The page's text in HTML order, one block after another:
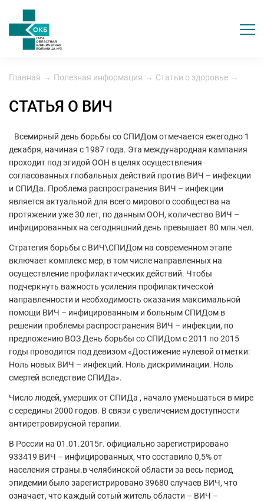
Главная → Полезная информация → Статьи о здоровье →
СТАТЬЯ О ВИЧ
Всемирный день борьбы со СПИДом отмечается ежегодно 1
декабря, начиная с 1987 года. Эта международная кампания
проходит под эгидой ООН в целях осуществления
согласованных глобальных действий против ВИЧ – инфекции
и СПИДа. Проблема распространения ВИЧ – инфекции
является актуальной для всего мирового сообщества на
протяжении уже 30 лет, по данным ООН, количество ВИЧ –
инфицированных на сегодняшний день превышает 80 млн.чел.
Стратегия борьбы с ВИЧ\СПИДом на современном этапе
включает комплекс мер, в том числе направленных на
осуществление профилактических действий. Чтобы
подчеркнуть важность усиления профилактической
направленности и необходимость оказания максимальной
помощи ВИЧ – инфицированным и больным СПИДом в
решении проблемы распространения ВИЧ – инфекции, по
предложению ВОЗ День борьбы со СПИДом с 2011 по 2015
годы проводится под девизом «Достижение нулевой отметки:
Ноль новых ВИЧ – инфекций. Ноль дискриминации. Ноль
смертей вследствие СПИДа».
Число людей, умерших от СПИДа , начало уменьшаться в мире
с середины 2000 годов. В связи с увеличением доступности
антиретровирусной терапии.
В России на 01.01.2015г. официально зарегистрировано
933419 ВИЧ – инфицированных, что составило 0,5% от
населения страны.в челябинской области за весь период
эпидемии было зарегистрировано 39680 случаев ВИЧ, что
означает, что каждый сотый житель области – ВИЧ –